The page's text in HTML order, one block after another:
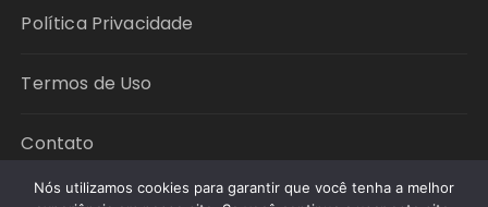
Política Privacidade
Termos de Uso
Contato
Nós utilizamos cookies para garantir que você tenha a melhor